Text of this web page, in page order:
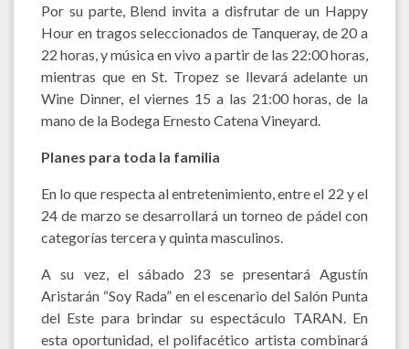
Por su parte, Blend invita a disfrutar de un Happy
Hour en tragos seleccionados de Tanqueray, de 20 a
22 horas, y música en vivo a partir de las 22:00 horas,
mientras que en St. Tropez se llevará adelante un
Wine Dinner, el viernes 15 a las 21:00 horas, de la
mano de la Bodega Ernesto Catena Vineyard.
Planes para toda la familia
En lo que respecta al entretenimiento, entre el 22 y el
24 de marzo se desarrollará un torneo de pádel con
categorías tercera y quinta masculinos.
A su vez, el sábado 23 se presentará Agustín
Aristarán “Soy Rada” en el escenario del Salón Punta
del Este para brindar su espectáculo TARAN. En
esta oportunidad, el polifacético artista combinará